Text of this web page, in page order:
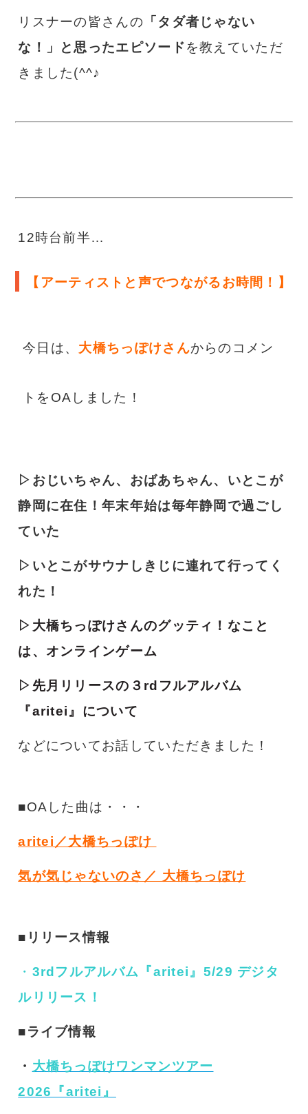
リスナーの皆さんの 「タダ者じゃない
な！
」と思ったエピソードを教えていただ
きました(^^♪
12時台前半…
【アーティストと声でつながるお時間！】
今日は、 大橋ちっぽけさんからのコメン
トをOAしました！
▷おじいちゃん、おばあちゃん、いとこが
静岡に在住！年末年始は毎年静岡で過ごし
ていた
▷いとこがサウナしきじに連れて行ってく
れた！
▷大橋ちっぽけさんのグッティ！なこと
は、オンラインゲーム
▷先月リリースの３rdフルアルバム
『aritei』について
などについてお話していただきました！
■OAした曲は・・・
aritei／大橋ちっぽけ
気が気じゃないのさ／ 大橋ちっぽけ
■リリース情報
・ 3rdフルアルバム『aritei』5/29 デジタ
ルリリース！
■ライブ情報
・ 大橋ちっぽけワンマンツアー
2026『aritei 』